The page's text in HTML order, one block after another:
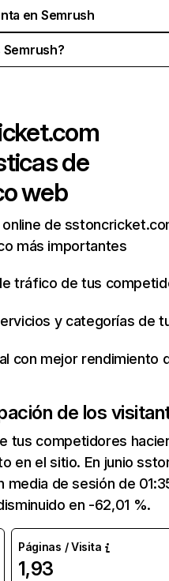
en Semrush
Semrush?
de
web
de
más importantes
tráfico de tus
y categorías de
con mejor rendimiento
de los
tus competidores
en el sitio. En junio
de sesión de
en -62,01 %.
Páginas / Visita
1,93